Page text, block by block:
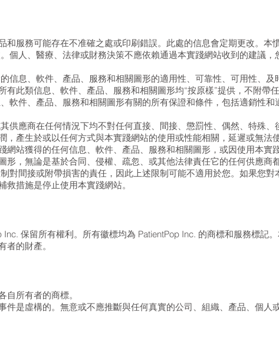
和服務可能存在不准確之處或印刷錯誤。此處的信息會定期更改。本
個人、醫療、法律或財務決策不應依賴通過本實踐網站收到的建議，
信息、軟件、產品、服務和相關圖形的適用性、可靠性、可用性、及
此類信息、軟件、產品、服務和相關圖形均“按原樣”提供，不附帶
軟件、產品、服務和相關圖形有關的所有保證和條件，包括適銷性和
供應商在任何情況下均不對任何直接、間接、懲罰性、偶然、特殊、
，產生於或以任何方式與本實踐網站的使用或性能相關，延遲或無法
網站獲得的任何信息、軟件、產品、服務和相關圖形，或因使用本實
形，無論是基於合同、侵權、疏忽、或其他法律責任它的任何供應商
對間接或附帶損害的責任，因此上述限制可能不適用於您。如果您對
措施是停止使用本實踐網站。
保留所有權利。所有徽標均為 PatientPop Inc. 的商標和服務標記
的財產。
所有者的商標。
是虛構的。無意或不應推斷與任何真實的公司、組織、產品、個人